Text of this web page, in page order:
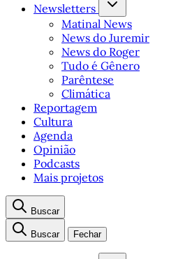
Newsletters
Matinal News
News do Juremir
News do Roger
Tudo é Gênero
Parêntese
Climática
Reportagem
Cultura
Agenda
Opinião
Podcasts
Mais projetos
Buscar
Buscar Fechar